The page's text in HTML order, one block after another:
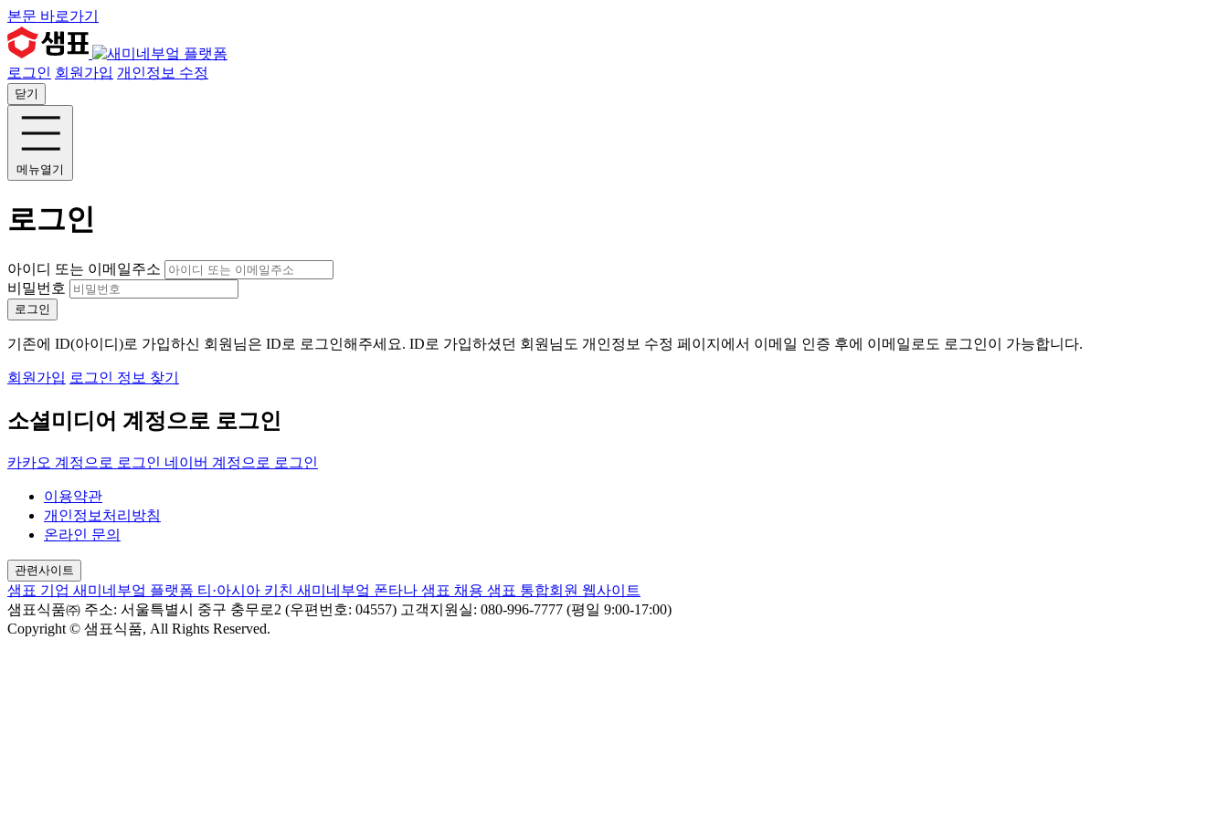
본문 바로가기
로그인 회원가입 개인정보 수정
닫기
메뉴열기
로그인
아이디 또는 이메일주소
비밀번호
로그인
기존에 ID(아이디)로 가입하신 회원님은 ID로 로그인해주세요. ID로 가입하셨던 회원님도 개인정보 수정 페이지에서 이메일 인증 후에 이메일로도 로그인이 가능합니다.
회원가입 로그인 정보 찾기
소셜미디어 계정으로 로그인
카카오 계정으로 로그인 네이버 계정으로 로그인
이용약관
개인정보처리방침
온라인 문의
관련사이트
샘표 기업 새미네부엌 플랫폼 티·아시아 키친 새미네부엌 폰타나 샘표 채용 샘표 통합회원 웹사이트
샘표식품㈜ 주소: 서울특별시 중구 충무로2 (우편번호: 04557) 고객지원실: 080-996-7777 (평일 9:00-17:00)
Copyright © 샘표식품, All Rights Reserved.